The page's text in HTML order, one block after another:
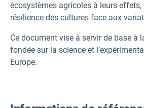
écosystèmes agricoles à leurs
résilience des cultures face aux
Ce document vise à servir de base à
fondée sur la science et
Europe.